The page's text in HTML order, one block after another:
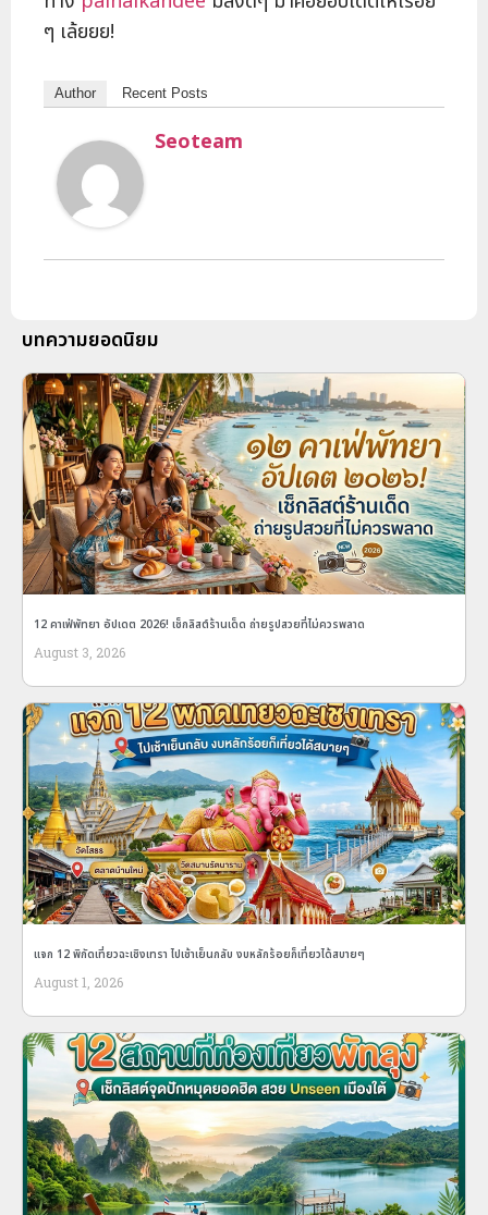
ๆ เล้ยยย!
Author Recent Posts
Seoteam
บทความยอดนิยม
12 คาเฟ่พัทยา อัปเดต 2026! เช็กลิสต์ร้านเด็ด ถ่ายรูปสวยที่ไม่ควรพลาด
August 3, 2026
แจก 12 พิกัดเที่ยวฉะเชิงเทรา ไปเช้าเย็นกลับ งบหลักร้อยก็เที่ยวได้สบายๆ
August 1, 2026